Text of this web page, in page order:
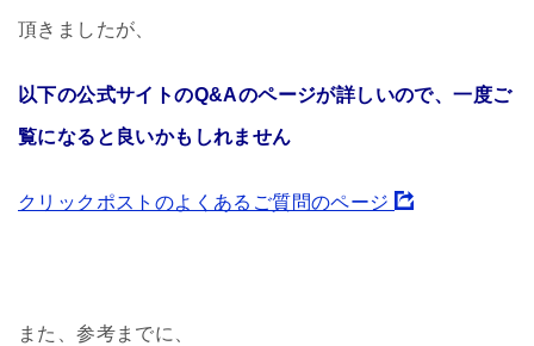
頂きましたが、
以下の公式サイトのQ&Aのページが詳しいので、一度ご
覧になると良いかもしれません
クリックポストのよくあるご質問のページ
また、参考までに、